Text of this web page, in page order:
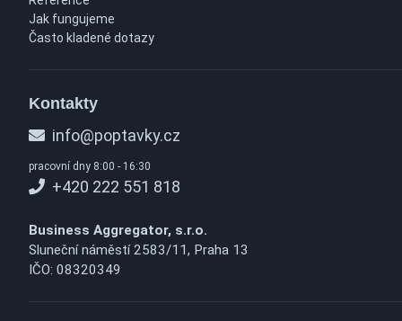
Jak fungujeme
Často kladené dotazy
Kontakty
info@poptavky.cz
pracovní dny 8:00 - 16:30
+420 222 551 818
Business Aggregator, s.r.o.
Sluneční náměstí 2583/11, Praha 13
IČO: 08320349